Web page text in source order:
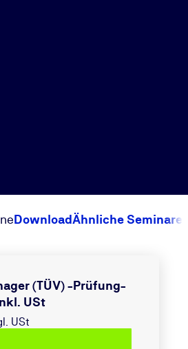
DownloadÄhnliche Seminare
(TÜV) -Prüfung-
USt
USt